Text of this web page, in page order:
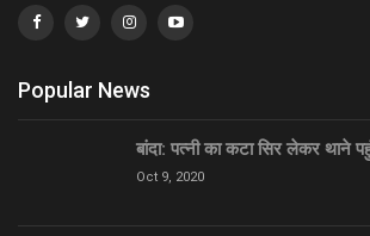
Popular News
बांदा: पत्नी का कटा सिर लेकर थाने
Oct 9, 2020